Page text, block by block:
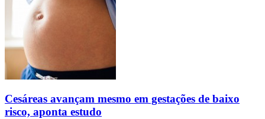
Cesáreas avançam mesmo em gestações de baixo
risco, aponta estudo